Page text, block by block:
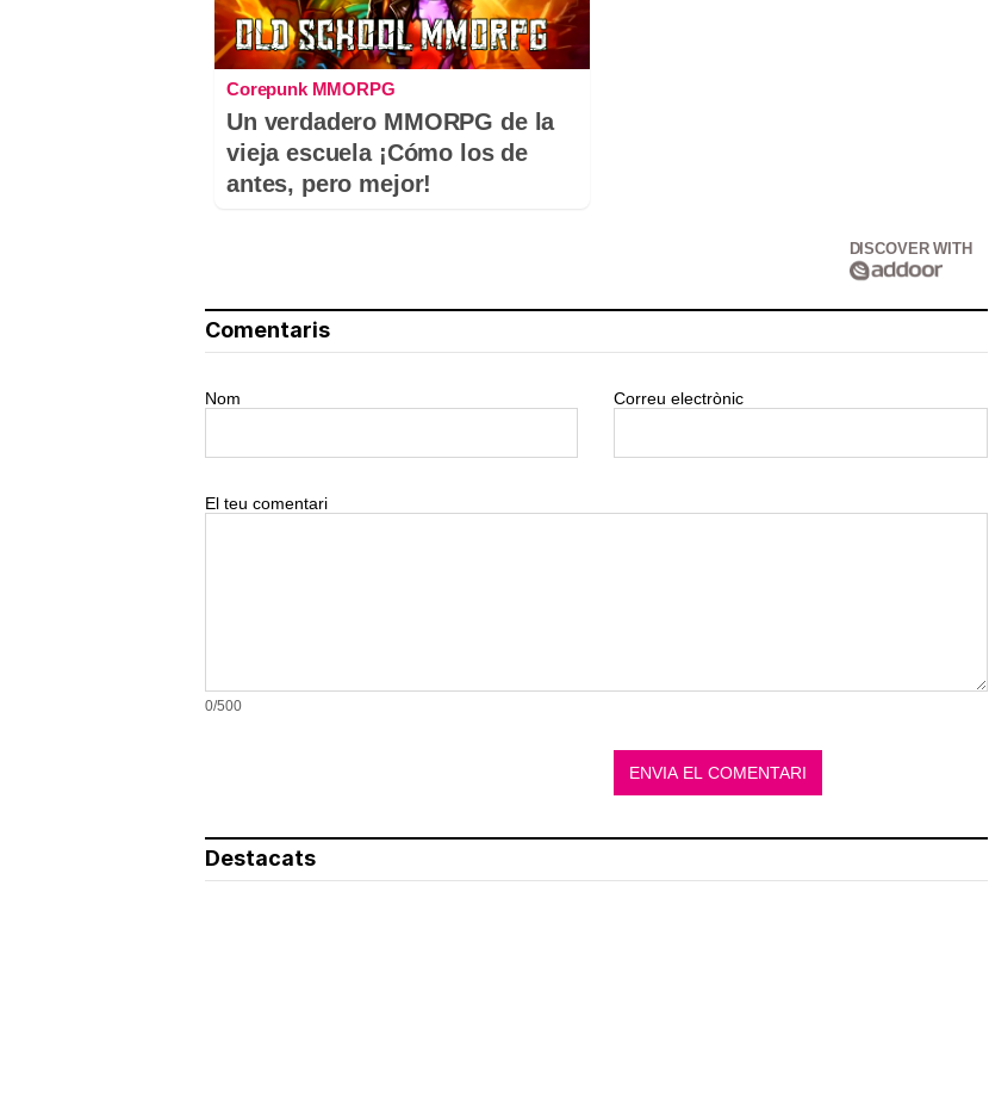
Corepunk MMORPG
Un verdadero MMORPG de la
vieja escuela ¡Cómo los de
antes, pero mejor!
DISCOVER WITH
Comentaris
Nom Correu electrònic
El teu comentari
0/500
Destacats